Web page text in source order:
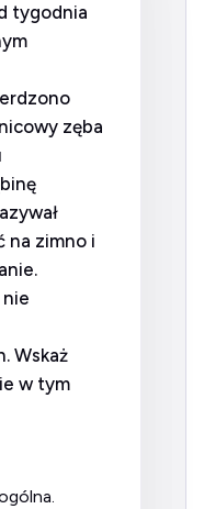
tygodnia
zęba
na zimno i
Wskaż
w tym